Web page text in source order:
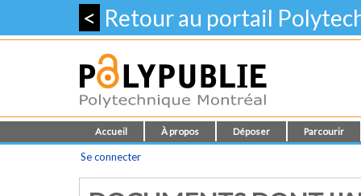
< Retour au portail
Accueil À propos Déposer Parcourir
Se connecter